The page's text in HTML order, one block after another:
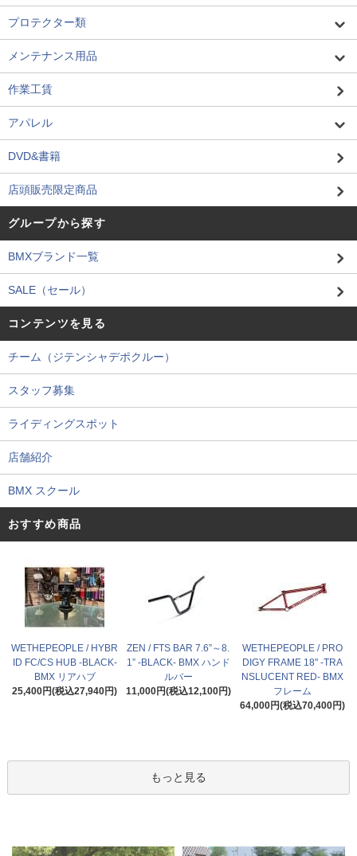
プロテクター類
メンテナンス用品
作業工賃
アパレル
DVD&書籍
店頭販売限定商品
グループから探す
BMXブランド一覧
SALE（セール）
コンテンツを見る
チーム（ジテンシャデポクルー）
スタッフ募集
ライディングスポット
店舗紹介
BMX スクール
おすすめ商品
WETHEPEOPLE / HYBR
ID FC/CS HUB -BLACK-
BMX リアハブ
25,400円(税込27,940円)
ZEN / FTS BAR 7.6”～8.
1” -BLACK- BMX ハンド
ルバー
11,000円(税込12,100円)
WETHEPEOPLE / PRO
DIGY FRAME 18" -TRA
NSLUCENT RED- BMX
フレーム
64,000円(税込70,400円)
もっと見る